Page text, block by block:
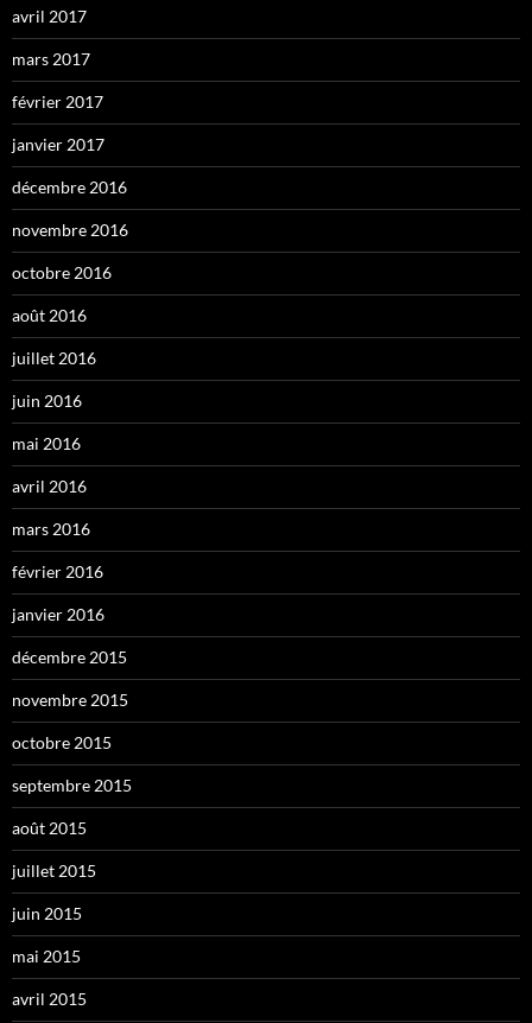
avril 2017
mars 2017
février 2017
janvier 2017
décembre 2016
novembre 2016
octobre 2016
août 2016
juillet 2016
juin 2016
mai 2016
avril 2016
mars 2016
février 2016
janvier 2016
décembre 2015
novembre 2015
octobre 2015
septembre 2015
août 2015
juillet 2015
juin 2015
mai 2015
avril 2015